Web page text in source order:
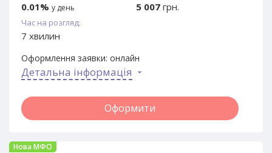
0.01% у день 5 007 грн.
Час на розгляд:
7 хвилин
Оформлення заявки: онлайн
Детальна інформація
Оформити
Нова МФО